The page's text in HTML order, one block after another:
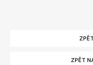
ZPĚT